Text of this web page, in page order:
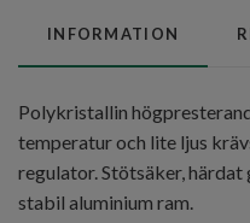
INFORMATION
Polykristallin
temperatur och lite ljus
regulator. Stötsäker, härdat
stabil aluminium ram.